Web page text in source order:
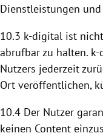
Dienstleistungen
10.3 k-digital ist
abrufbar zu halten.
Nutzers jederzeit
Ort veröffentlichen,
10.4 Der Nutzer
keinen Content